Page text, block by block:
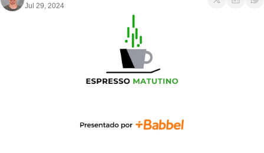
Jul 29, 2024